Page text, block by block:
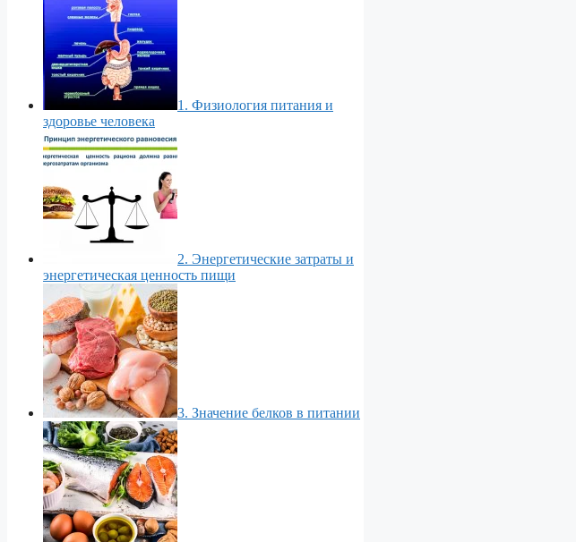
1. Физиология питания и
здоровье человека
2. Энергетические затраты и
энергетическая ценность пищи
3. Значение белков в питании